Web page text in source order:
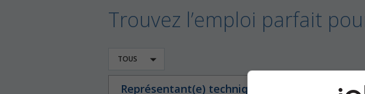
Trouvez l’emploi parfait
TOUS
Représentant(e) techniques aux ventes (